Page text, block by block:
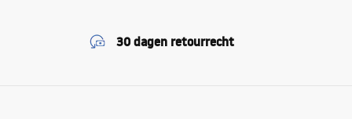
30 dagen retourrecht